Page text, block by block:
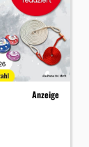
Anzeige